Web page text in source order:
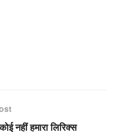
नहीं हमारा लिरिक्स